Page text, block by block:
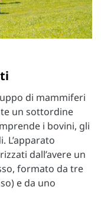
di mammiferi
un sottordine
i bovini, gli
L’apparato
dall’avere un
formato da tre
e da uno